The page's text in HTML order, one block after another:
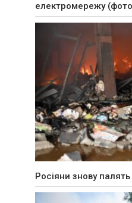
електромережу
Росіяни знову